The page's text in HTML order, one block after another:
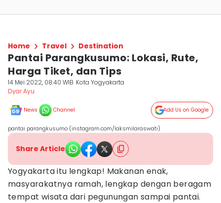
Home Travel Destination
Pantai Parangkusumo: Lokasi, Rute,
Harga Tiket, dan Tips
14 Mei 2022, 08:40 WIB Kota Yogyakarta
Dyar Ayu
News Channel Add Us on Google
pantai parangkusumo (instagram.com/laksmilaraswati)
Share Article
Yogyakarta itu lengkap! Makanan enak,
masyarakatnya ramah, lengkap dengan beragam
tempat wisata dari pegunungan sampai pantai.